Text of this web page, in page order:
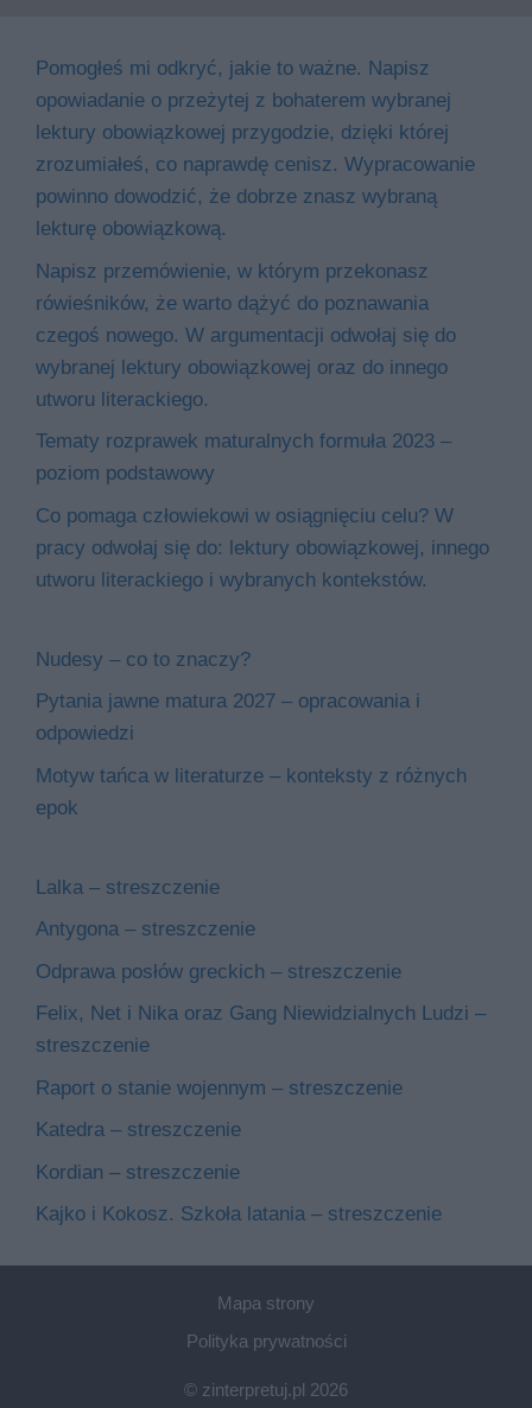
Pomogłeś mi odkryć, jakie to ważne. Napisz
opowiadanie o przeżytej z bohaterem wybranej
lektury obowiązkowej przygodzie, dzięki której
zrozumiałeś, co naprawdę cenisz. Wypracowanie
powinno dowodzić, że dobrze znasz wybraną
lekturę obowiązkową.
Napisz przemówienie, w którym przekonasz
rówieśników, że warto dążyć do poznawania
czegoś nowego. W argumentacji odwołaj się do
wybranej lektury obowiązkowej oraz do innego
utworu literackiego.
Tematy rozprawek maturalnych formuła 2023 –
poziom podstawowy
Co pomaga człowiekowi w osiągnięciu celu? W
pracy odwołaj się do: lektury obowiązkowej, innego
utworu literackiego i wybranych kontekstów.
Nudesy – co to znaczy?
Pytania jawne matura 2027 – opracowania i
odpowiedzi
Motyw tańca w literaturze – konteksty z różnych
epok
Lalka – streszczenie
Antygona – streszczenie
Odprawa posłów greckich – streszczenie
Felix, Net i Nika oraz Gang Niewidzialnych Ludzi –
streszczenie
Raport o stanie wojennym – streszczenie
Katedra – streszczenie
Kordian – streszczenie
Kajko i Kokosz. Szkoła latania – streszczenie
Mapa strony
Polityka prywatności
© zinterpretuj.pl 2026